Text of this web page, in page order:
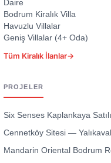
Daire
Bodrum Kiralık Villa
Havuzlu Villalar
Geniş Villalar (4+ Oda)
Tüm Kiralık İlanlar→
PROJELER
Six Senses Kaplankaya
Cennetköy Sitesi —
Mandarin Oriental Bodrum